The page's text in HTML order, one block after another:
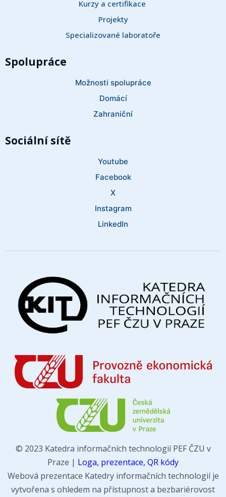
Kurzy a certifikace
Projekty
Specializované laboratoře
Spolupráce
Možnosti spolupráce
Domácí
Zahraniční
Sociální sítě
Youtube
Facebook
X
Instagram
LinkedIn
© 2023 Katedra informačních technologií PEF ČZU v
Praze | Loga, prezentace, QR kódy
Webová prezentace Katedry informačních technologií je
vytvořena s ohledem na přístupnost a bezbariérovost